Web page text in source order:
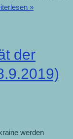
»
der
werden